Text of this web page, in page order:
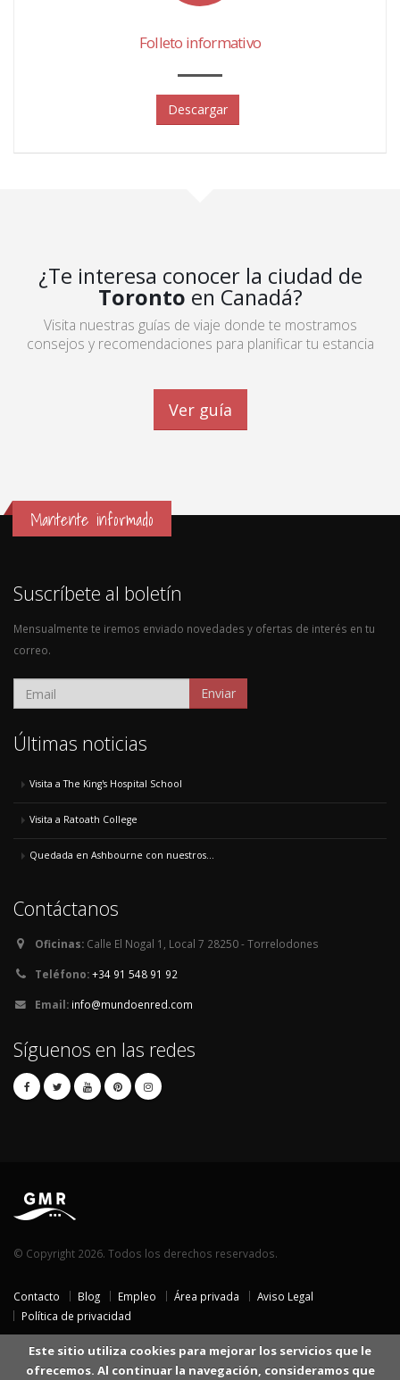
Folleto informativo
Descargar
¿Te interesa conocer la ciudad de
Toronto en Canadá?
Visita nuestras guías de viaje donde te mostramos
consejos y recomendaciones para planificar tu estancia
Ver guía
Mantente informado
Suscríbete al boletín
Mensualmente te iremos enviado novedades y ofertas de interés en tu
correo.
Enviar
Últimas noticias
Visita a The King's Hospital School
Visita a Ratoath College
Quedada en Ashbourne con nuestros...
Contáctanos
Oficinas: Calle El Nogal 1, Local 7 28250 - Torrelodones
Teléfono:+34 91 548 91 92
Email: info@mundoenred.com
Síguenos en las redes
© Copyright 2026. Todos los derechos reservados.
Contacto Blog Empleo Área privada
Aviso Legal
Política de privacidad
Este sitio utiliza cookies para mejorar los servicios que le
ofrecemos. Al continuar la navegación, consideramos que